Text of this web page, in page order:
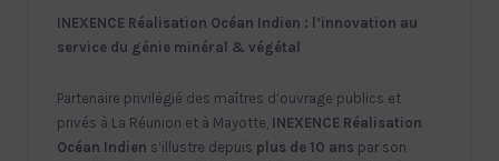
INEXENCE Réalisation Océan Indien : l’innovation au
service du génie minéral & végétal
Partenaire privilégié des maîtres d’ouvrage publics et
privés à La Réunion et à Mayotte, INEXENCE Réalisation
Océan Indien s’illustre depuis plus de 10 ans par son